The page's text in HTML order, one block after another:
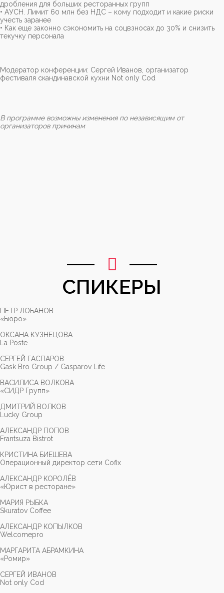
дробления для больших ресторанных групп
• АУСН. Лимит 60 млн без НДС – кому подходит и какие риски
учесть заранее
• Как еще законно сэкономить на соцвзносах до 30% и снизить
текучку персонала
Модератор конференции: Сергей Иванов, организатор
фестиваля скандинавской кухни Not only Cod
В программе возможны изменения по независящим от
организаторов причинам
СПИКЕРЫ
ПЕТР ЛОБАНОВ
«Бюро»
ОКСАНА КУЗНЕЦОВА
La Poste
СЕРГЕЙ ГАСПАРОВ
Gask Bro Group / Gasparov Life
ВАСИЛИСА ВОЛКОВА
«СИДР Групп»
ДМИТРИЙ ВОЛКОВ
Lucky Group
АЛЕКСАНДР ПОПОВ
Frantsuza Bistrot
КРИСТИНА БИЕШЕВА
Операционный директор сети Cofix
АЛЕКСАНДР КОРОЛЁВ
«Юрист в ресторане»
МАРИЯ РЫБКА
Skuratov Coffee
АЛЕКСАНДР КОПЫЛКОВ
Welcomepro
МАРГАРИТА АБРАМКИНА
«Ромир»
СЕРГЕЙ ИВАНОВ
Not only Cod